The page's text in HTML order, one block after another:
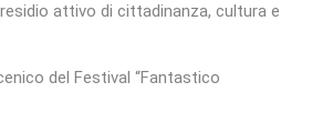
attivo di cittadinanza, cultura e
del Festival “Fantastico